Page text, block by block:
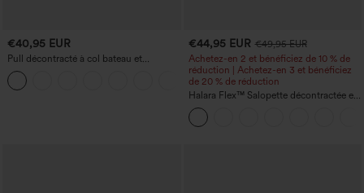
€40,95 EUR
Pull décontracté à col bateau et
manches chauve-souris
+1
€44,95 EUR €49,95 EUR
Achetez-en 2 et bénéficiez de 10 % de
réduction | Achetez-en 3 et bénéficiez
de 20 % de réduction
Halara Flex™ Salopette décontractée en
denim lavé à encolure en V avec poche